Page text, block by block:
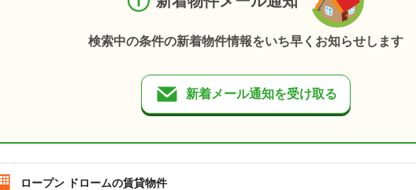
検索中の条件の新着物件情報をいち早くお知らせします
新着メール通知を受け取る
ロープン ドロームの賃貸物件